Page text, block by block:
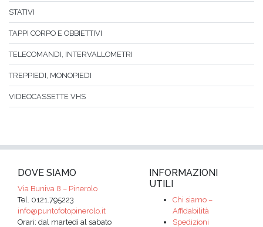
STATIVI
TAPPI CORPO E OBBIETTIVI
TELECOMANDI, INTERVALLOMETRI
TREPPIEDI, MONOPIEDI
VIDEOCASSETTE VHS
DOVE SIAMO
Via Buniva 8 – Pinerolo
Tel. 0121.795223
info@puntofotopinerolo.it
Orari: dal martedì al sabato
INFORMAZIONI
UTILI
Chi siamo –
Affidabilità
Spedizioni